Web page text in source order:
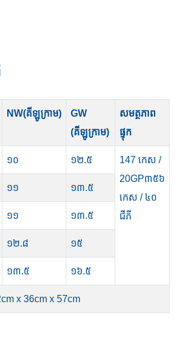
NW(គីឡូក្រាម)
GW
(គីឡូក្រាម)
សមត្ថភាព
ផ្ទុក
១០ ១២.៥
147 កេស /
20GP៣៥៦
កេស / ៤០
ជីភី
១១ ១៣.៥
១១ ១៣.៥
១២.៨ ១៥
១៣.៥ ១៦.៥
x 36cm x 57cm